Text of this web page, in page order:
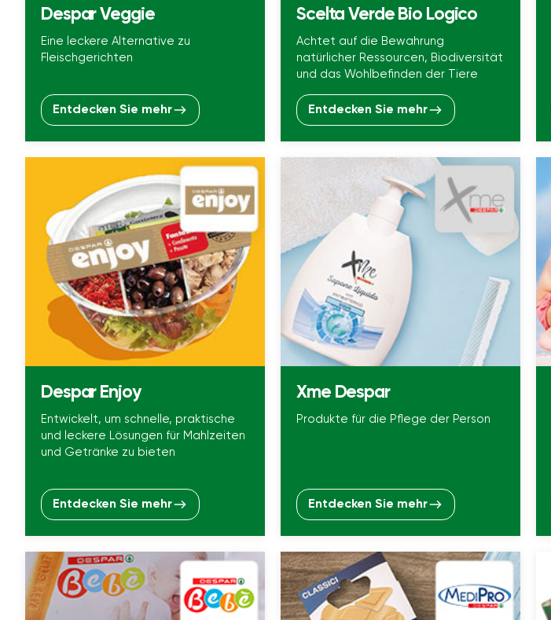
Despar Veggie
Eine leckere Alternative zu
Fleischgerichten
Entdecken Sie mehr
Scelta Verde Bio Logico
Achtet auf die Bewahrung
natürlicher Ressourcen, Biodiversität
und das Wohlbefinden der Tiere
Entdecken Sie mehr
Despar Enjoy
Entwickelt, um schnelle, praktische
und leckere Lösungen für Mahlzeiten
und Getränke zu bieten
Entdecken Sie mehr
Xme Despar
Produkte für die Pflege der Person
Entdecken Sie mehr